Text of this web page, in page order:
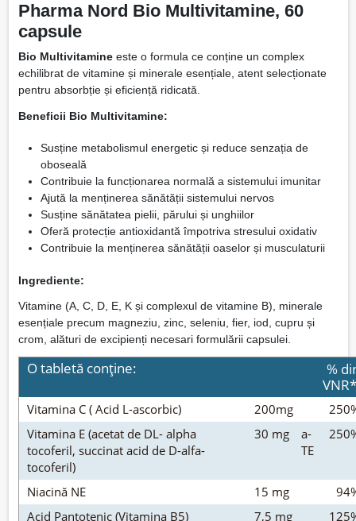
Pharma Nord Bio Multivitamine, 60
capsule
Bio Multivitamineeste o formula ce conține un complex
echilibrat de vitamine și minerale esențiale, atent selecționate
pentru absorbție și eficiență ridicată.
Beneficii Bio Multivitamine:
Susține metabolismul energetic și reduce senzația de
oboseală
Contribuie la funcționarea normală a sistemului imunitar
Ajută la menținerea sănătății sistemului nervos
Susține sănătatea pielii, părului și unghiilor
Oferă protecție antioxidantă împotriva stresului oxidativ
Contribuie la menținerea sănătății oaselor și musculaturii
Ingrediente:
Vitamine (A, C, D, E, K și complexul de vitamine B), minerale
esențiale precum magneziu, zinc, seleniu, fier, iod, cupru și
crom, alături de excipienți necesari formulării capsulei.
O tabletă conţine:
%
Vitamina C ( Acid L-ascorbic) 200mg
Vitamina E (acetat de DL- alpha
tocoferil, succinat acid de D-alfa-
tocoferil)
30 mg
a-
TE
Niacină NE 15 mg
Acid Pantotenic (Vitamina B5)
7,5 mg